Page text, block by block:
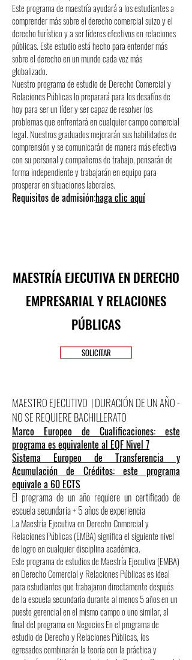
Este programa de maestría ayudará a los estudiantes a
comprender más sobre el derecho comercial suizo y el
derecho turístico y a ser líderes efectivos en relaciones
públicas. Este estudio está hecho para entender más
sobre el derecho en un mundo cada vez más
globalizado.
Nuestro programa de estudio de Derecho Comercial y
Relaciones Públicas lo preparará para los desafíos de
hoy para ser un líder y ser capaz de resolver los
problemas que enfrentará en cualquier campo comercial
legal. Nuestros graduados mejorarán sus habilidades de
comprensión y se comunicarán de manera más efectiva
con su personal y compañeros de trabajo, pensarán de
forma independiente y trabajarán en equipo para
prosperar en situaciones laborales.
Requisitos de admisión:haga clic aquí
MAESTRÍA EJECUTIVA EN DERECHO
EMPRESARIAL Y RELACIONES
PÚBLICAS
SOLICITAR
MAESTRO EJECUTIVO | DURACIÓN DE UN AÑO -
NO SE REQUIERE BACHILLERATO
Marco Europeo de Cualificaciones: este
programa es equivalente al EQF Nivel 7
Sistema Europeo de Transferencia y
Acumulación de Créditos: este programa
equivale a 60 ECTS
El programa de un año requiere un certificado de
escuela secundaria + 5 años de experiencia
La Maestría Ejecutiva en Derecho Comercial y
Relaciones Públicas (EMBA) significa el siguiente nivel
de logro en cualquier disciplina académica.
Este programa de estudios de Maestría Ejecutiva (EMBA)
en Derecho Comercial y Relaciones Públicas es ideal
para estudiantes que trabajaron directamente después
de la escuela secundaria durante al menos 5 años en un
puesto gerencial en el mismo campo o uno similar, al
final del programa en Negocios En el programa de
estudio de Derecho y Relaciones Públicas, los
egresados combinarán la teoría con la práctica y